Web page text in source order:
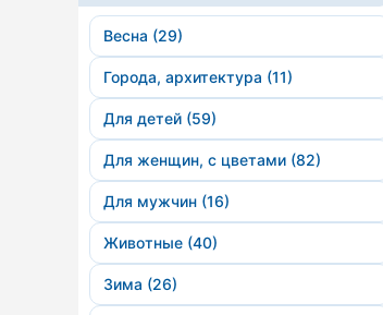
Весна (29)
Города, архитектура (11)
Для детей (59)
Для женщин, с цветами (82)
Для мужчин (16)
Животные (40)
Зима (26)